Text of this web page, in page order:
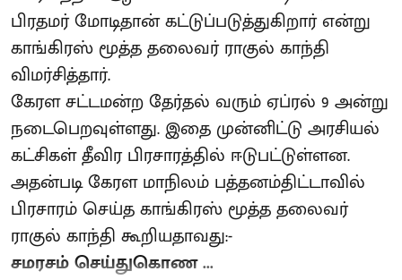
பிரதமர் மோடிதான் கட்டுப்படுத்துகிறார் என்று
காங்கிரஸ் மூத்த தலைவர் ராகுல் காந்தி
விமர்சித்தார்.
கேரள சட்டமன்ற தேர்தல் வரும் ஏப்ரல் 9 அன்று
நடைபெறவுள்ளது. இதை முன்னிட்டு அரசியல்
கட்சிகள் தீவிர பிரசாரத்தில் ஈடுபட்டுள்ளன.
அதன்படி கேரள மாநிலம் பத்தனம்திட்டாவில்
பிரசாரம் செய்த காங்கிரஸ் மூத்த தலைவர்
ராகுல் காந்தி கூறியதாவது:-
சமரசம் செய்துகொண ...